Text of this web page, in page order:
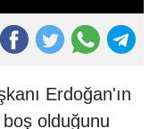
Erdoğan'ın
olduğunu